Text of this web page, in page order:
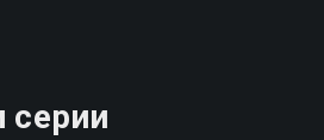
серии